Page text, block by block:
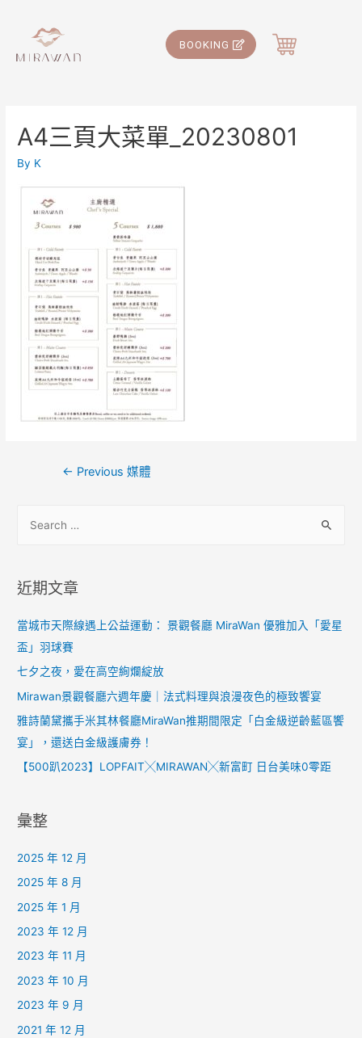
BOOKING
A4三頁大菜單_20230801
By K
← Previous 媒體
近期文章
當城市天際線遇上公益運動： 景觀餐廳 MiraWan 優雅加入「愛星
盃」羽球賽
七夕之夜，愛在高空絢爛綻放
Mirawan景觀餐廳六週年慶｜法式料理與浪漫夜色的極致饗宴
雅詩蘭黛攜手米其林餐廳MiraWan推期間限定「白金級逆齡藍區饗
宴」，還送白金級護膚券！
【500趴2023】LOPFAIT╳MIRAWAN╳新富町 日台美味0零距
彙整
2025 年 12 月
2025 年 8 月
2025 年 1 月
2023 年 12 月
2023 年 11 月
2023 年 10 月
2023 年 9 月
2021 年 12 月